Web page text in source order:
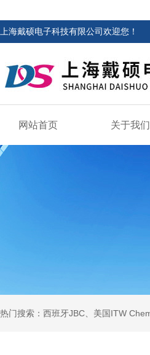
上海戴硕电子科技有限公司欢迎您！
网站首页 关于我们